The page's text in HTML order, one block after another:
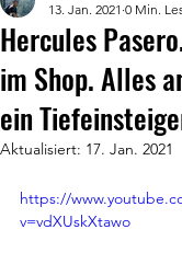
Hercules
im Shop. Alles
ein
13. Jan. 2021 0 Min.
Aktualisiert: 17. Jan. 2021
https://
v=vdXUskXtawo